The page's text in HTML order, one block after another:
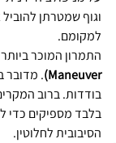
וגוף שמטרתן
למקומם.
התמרון המוכר
Maneuver) . מדובר
בודדות. ברוב
בלבד מספיקים כדי
הסיבובית לחלוטין.